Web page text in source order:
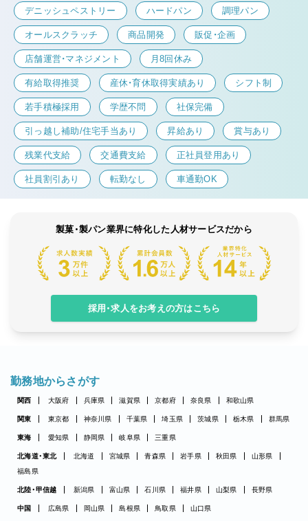
デニッシュペストリー ハードパン 調理パン
オールスクラッチ 商品開発 販促・企画
店舗運営・マネジメント 月8回休み
有給取得推奨 産休・育休取得実績あり シフト制
若手積極採用 学歴不問 社保完備
引っ越し補助/住宅手当あり 昇給あり 賞与あり
残業代支給 交通費支給 正社員登用あり
社員割引あり 転勤なし 車通勤OK
製菓・製パン業界に特化した人材サービスだから
採用・求人をお考えの方はこちら
勤務地からさがす
関西 大阪府 兵庫県 滋賀県 京都府 奈良県 和歌山県
関東 東京都 神奈川県 千葉県 埼玉県 茨城県 栃木県 群馬県
東海 愛知県 静岡県 岐阜県 三重県
北海道・東北 北海道 宮城県 青森県 岩手県 秋田県
山形県
福島県
北陸・甲信越 新潟県 富山県 石川県 福井県 山梨県 長野県
中国 広島県 岡山県 島根県 鳥取県 山口県